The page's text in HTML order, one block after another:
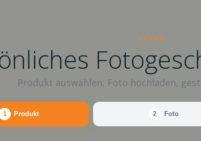
raxxa
Produkt auswählen, Foto hochladen,
1 Produkt 2 Foto